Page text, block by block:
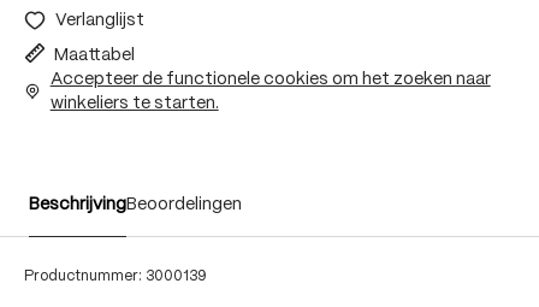
Verlanglijst
Maattabel
Accepteer de functionele cookies om het zoeken naar
winkeliers te starten.
BeschrijvingBeoordelingen
Productnummer: 3000139